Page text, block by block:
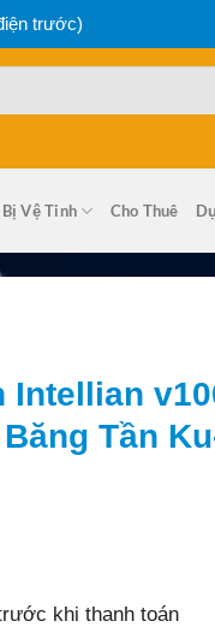
trước)
Vệ Tinh Cho Thuê
Intellian
Tần
khi thanh toán